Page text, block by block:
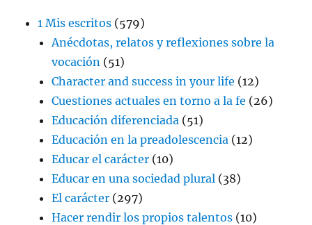
1 Mis escritos (579)
Anécdotas, relatos y reflexiones sobre la
vocación (51)
Character and success in your life (12)
Cuestiones actuales en torno a la fe (26)
Educación diferenciada (51)
Educación en la preadolescencia (12)
Educar el carácter (10)
Educar en una sociedad plural (38)
El carácter (297)
Hacer rendir los propios talentos (10)